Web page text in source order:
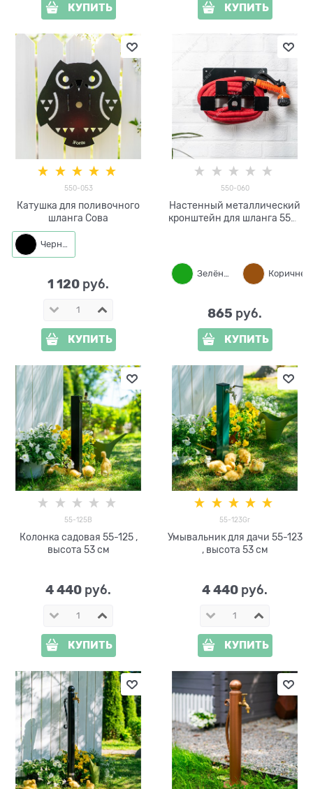
КУПИТЬ КУПИТЬ
550-053
Катушка для поливочного
шланга Сова
Черный
1 120 руб.
КУПИТЬ
550-060
Настенный металлический
кронштейн для шланга 550-
Зелёный
865 руб.
КУПИТЬ
55-125B
Колонка садовая 55-125 ,
высота 53 см
4 440 руб.
КУПИТЬ
55-123Gr
Умывальник для дачи 55-123
, высота 53 см
4 440 руб.
КУПИТЬ